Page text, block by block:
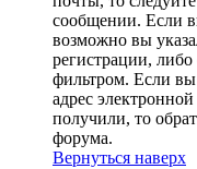
сообщении. Если
возможно вы
регистрации,
фильтром. Если
адрес
получили, то
форума.
Вернуться наверх